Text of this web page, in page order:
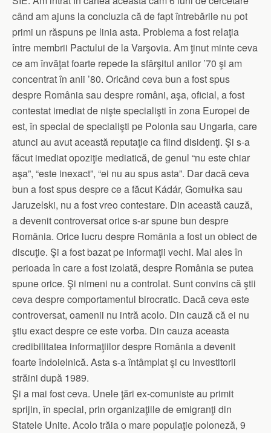
când am ajuns la concluzia că de fapt întrebările nu pot
primi un răspuns pe linia asta. Problema a fost relaţia
între membrii Pactului de la Varşovia. Am ţinut minte ceva
ce am învăţat foarte repede la sfârşitul anilor ’70 şi am
concentrat în anii ’80. Oricând ceva bun a fost spus
despre România sau despre români, aşa, oficial, a fost
contestat imediat de nişte specialişti în zona Europei de
est, în special de specialişti pe Polonia sau Ungaria, care
atunci au avut această reputaţie ca fiind disidenţi. Şi s-a
făcut imediat opoziţie mediatică, de genul “nu este chiar
aşa”, “este inexact”, “ei nu au spus asta”. Dar dacă ceva
bun a fost spus despre ce a făcut Kádár, Gomułka sau
Jaruzelski, nu a fost vreo contestare. Din această cauză,
a devenit controversat orice s-ar spune bun despre
România. Orice lucru despre România a fost un obiect de
discuţie. Şi a fost bazat pe informaţii vechi. Mai ales în
perioada în care a fost izolată, despre România se putea
spune orice. Şi nimeni nu a controlat. Sunt convins că ştii
ceva despre comportamentul birocratic. Dacă ceva este
controversat, oamenii nu intră acolo. Din cauză că ei nu
ştiu exact despre ce este vorba. Din cauza aceasta
credibilitatea informaţiilor despre România a devenit
foarte îndoielnică. Asta s-a întâmplat şi cu investitorii
străini după 1989.
Şi a mai fost ceva. Unele ţări ex-comuniste au primit
sprijin, în special, prin organizaţiile de emigranţi din
Statele Unite. Acolo trăia o mare populaţie poloneză, 9